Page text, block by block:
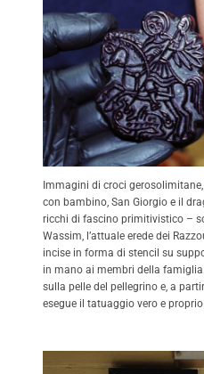
Immagini di croci
con bambino, San Giorgio e il
ricchi di fascino primitivistico –
Wassim, l’attuale erede dei
incise in forma di stencil su
in mano ai membri della
sulla pelle del pellegrino e, a
esegue il tatuaggio vero e proprio.